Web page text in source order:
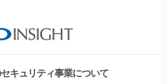
キュリティ事業について